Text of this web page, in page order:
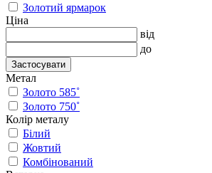
Золотий ярмарок
Ціна
від
до
Застосувати
Метал
Золото 585˚
Золото 750˚
Колір металу
Білий
Жовтий
Комбінований